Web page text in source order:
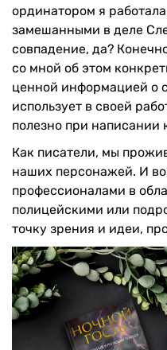
ординатором я
замешанными в деле
совпадение, да?
со мной об этом
ценной информацией о
использует в своей
полезно при написании
Как писатели, мы
наших персонажей. И
профессионалами в
полицейскими или
точку зрения и идеи,